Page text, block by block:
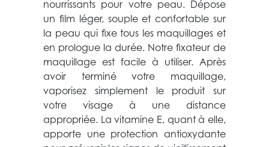
nourrissants pour votre peau. Dépose
un film léger, souple et confortable sur
la peau qui fixe tous les maquillages et
en prologue la durée. Notre fixateur de
maquillage est facile à utiliser. Après
avoir terminé votre maquillage,
vaporisez simplement le produit sur
votre visage à une distance
appropriée. La vitamine E, quant à elle,
apporte une protection antioxydante